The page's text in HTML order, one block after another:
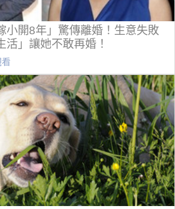
小開8年」驚傳離婚！生意失敗
活」讓她不敢再婚！